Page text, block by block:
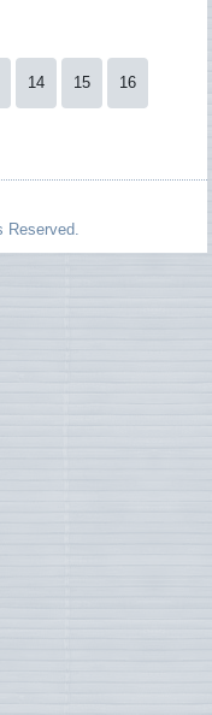
14 15 16
Reserved.